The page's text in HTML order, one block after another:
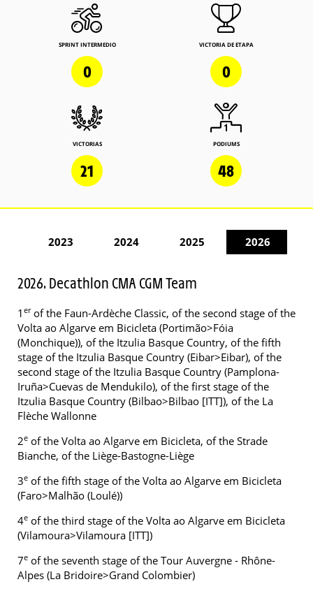
SPRINT INTERMEDIO
0
VICTORIA DE ETAPA
0
VICTORIAS
21
PODIUMS
48
2023 2024 2025 2026
2026. Decathlon CMA CGM Team
1 erof the Faun-Ardèche Classic, of the second stage of the
Volta ao Algarve em Bicicleta (Portimão>Fóia
(Monchique)), of the Itzulia Basque Country, of the fifth
stage of the Itzulia Basque Country (Eibar>Eibar), of the
second stage of the Itzulia Basque Country (Pamplona-
Iruña>Cuevas de Mendukilo), of the first stage of the
Itzulia Basque Country (Bilbao>Bilbao [ITT]), of the La
Flèche Wallonne
2e of the Volta ao Algarve em Bicicleta, of the Strade
Bianche, of the Liège-Bastogne-Liège
3e of the fifth stage of the Volta ao Algarve em Bicicleta
(Faro>Malhão (Loulé))
4e of the third stage of the Volta ao Algarve em Bicicleta
(Vilamoura>Vilamoura [ITT])
7e of the seventh stage of the Tour Auvergne - Rhône-
Alpes (La Bridoire>Grand Colombier)